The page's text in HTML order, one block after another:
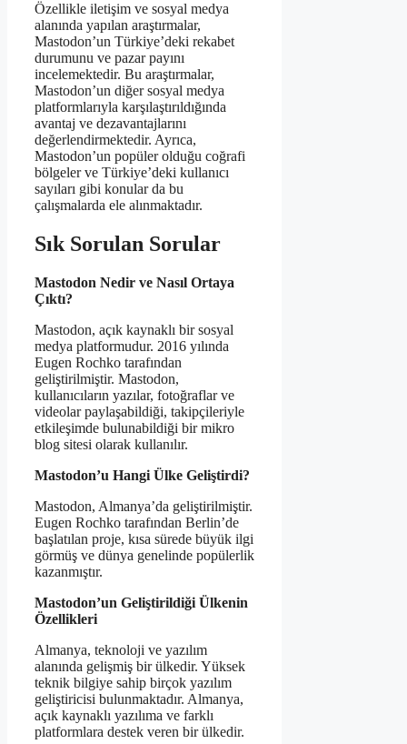
Özellikle iletişim ve sosyal medya
alanında yapılan araştırmalar,
Mastodon’un Türkiye’deki rekabet
durumunu ve pazar payını
incelemektedir. Bu araştırmalar,
Mastodon’un diğer sosyal medya
platformlarıyla karşılaştırıldığında
avantaj ve dezavantajlarını
değerlendirmektedir. Ayrıca,
Mastodon’un popüler olduğu coğrafi
bölgeler ve Türkiye’deki kullanıcı
sayıları gibi konular da bu
çalışmalarda ele alınmaktadır.
Sık Sorulan Sorular
Mastodon Nedir ve Nasıl Ortaya
Çıktı?
Mastodon, açık kaynaklı bir sosyal
medya platformudur. 2016 yılında
Eugen Rochko tarafından
geliştirilmiştir. Mastodon,
kullanıcıların yazılar, fotoğraflar ve
videolar paylaşabildiği, takipçileriyle
etkileşimde bulunabildiği bir mikro
blog sitesi olarak kullanılır.
Mastodon’u Hangi Ülke Geliştirdi?
Mastodon, Almanya’da geliştirilmiştir.
Eugen Rochko tarafından Berlin’de
başlatılan proje, kısa sürede büyük ilgi
görmüş ve dünya genelinde popülerlik
kazanmıştır.
Mastodon’un Geliştirildiği Ülkenin
Özellikleri
Almanya, teknoloji ve yazılım
alanında gelişmiş bir ülkedir. Yüksek
teknik bilgiye sahip birçok yazılım
geliştiricisi bulunmaktadır. Almanya,
açık kaynaklı yazılıma ve farklı
platformlara destek veren bir ülkedir.